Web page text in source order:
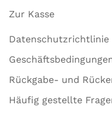
Zur Kasse
Datenschutzrichtlinie
Rückgabe- und
Häufig gestellte